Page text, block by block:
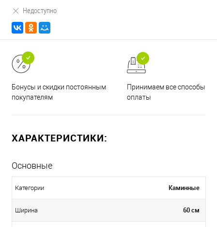
Недоступно
Бонусы и скидки постоянным
покупателям
Принимаем все способы
оплаты
ХАРАКТЕРИСТИКИ:
Основные
Категории Каминные
Ширина 60 см